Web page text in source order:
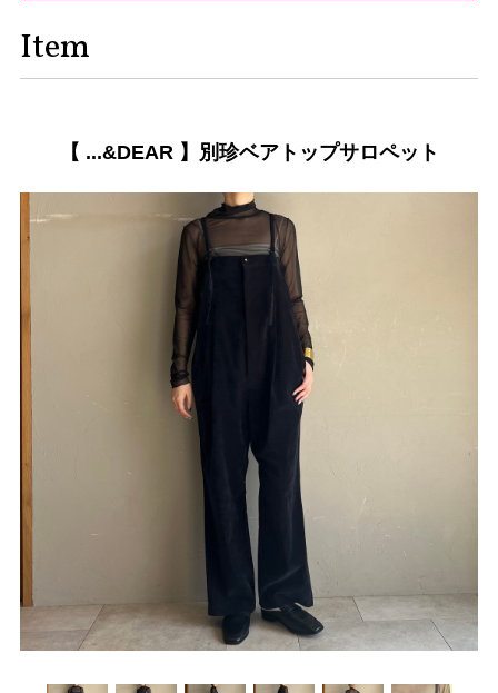
Item
【 ...&DEAR 】別珍ベアトップサロペット